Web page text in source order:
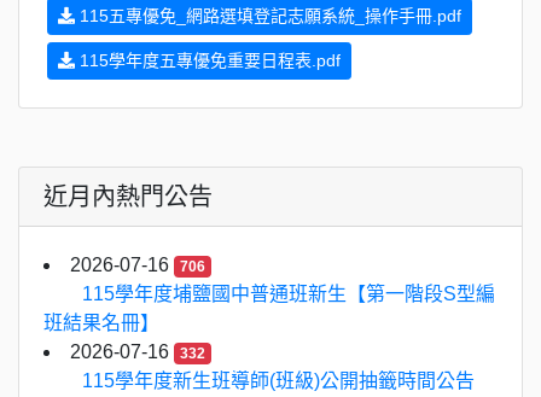
115五專優免_網路選填登記志願系統_操作手冊.pdf
115學年度五專優免重要日程表.pdf
近月內熱門公告
2026-07-16 706
115學年度埔鹽國中普通班新生【第一階段S型編
班結果名冊】
2026-07-16
332
115學年度新生班導師(班級)公開抽籤時間公告